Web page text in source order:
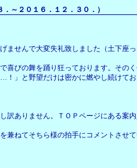
２０１６．１２．３０．）
せんで大変失礼致しました（土下座
びの舞を踊り狂っております。その
」と野望だけは密かに燃やし続けて
ありません。ＴＯＰページにある
ねてそちら様の拍手にコメントさせ